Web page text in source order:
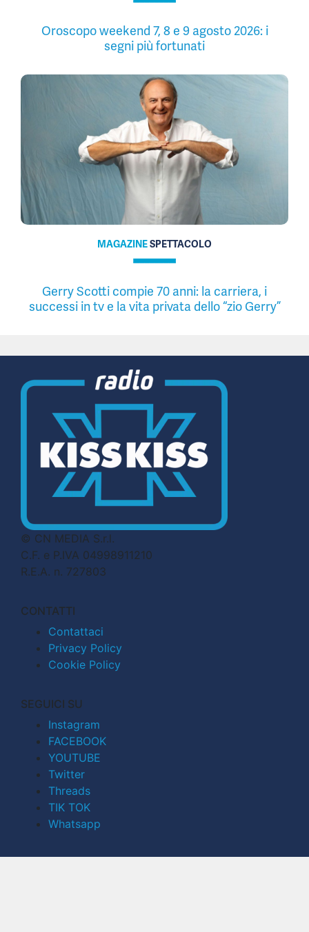
Oroscopo weekend 7, 8 e 9 agosto 2026: i
segni più fortunati
MAGAZINESPETTACOLO
Gerry Scotti compie 70 anni: la carriera, i
successi in tv e la vita privata dello “zio Gerry”
© CN MEDIA S.r.l.
C.F. e P.IVA 04998911210
R.E.A. n. 727803
CONTATTI
Contattaci
Privacy Policy
Cookie Policy
SEGUICI SU
Instagram
FACEBOOK
YOUTUBE
Twitter
Threads
TIK TOK
Whatsapp